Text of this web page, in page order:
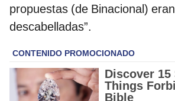
propuestas (de Binacional) eran
descabelladas”.